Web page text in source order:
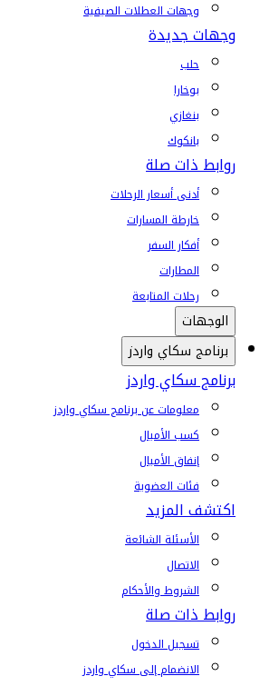
وجهات العطلات الصيفية
وجهات جديدة
حلب
بوخارا
بنغازي
بانكوك
روابط ذات صلة
أدنى أسعار الرحلات
خارطة المسارات
أفكار السفر
المطارات
رحلات المتابعة
الوجهات
برنامج سكاي واردز
برنامج سكاي واردز
معلومات عن برنامج سكاي واردز
كسب الأميال
إنفاق الأميال
فئات العضوية
اكتشف المزيد
الأسئلة الشائعة
الاتصال
الشروط والأحكام
روابط ذات صلة
تسجيل الدخول
الانضمام إلى سكاي واردز